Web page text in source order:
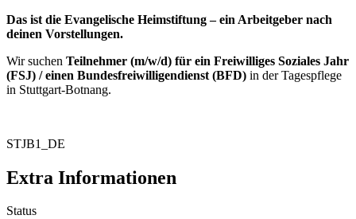
Das ist die Evangelische Heimstiftung – ein Arbeitgeber nach
deinen Vorstellungen.
Wir suchen Teilnehmer (m/w/d) für ein Freiwilliges Soziales Jahr
(FSJ) / einen Bundesfreiwilligendienst (BFD) in der Tagespflege
in Stuttgart-Botnang.
STJB1_DE
Extra Informationen
Status